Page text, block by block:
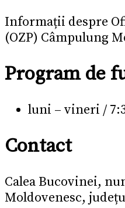
Informații despre
(OZP) Câmpulung
Program de
luni – vineri /
Contact
Calea Bucovinei,
Moldovenesc,